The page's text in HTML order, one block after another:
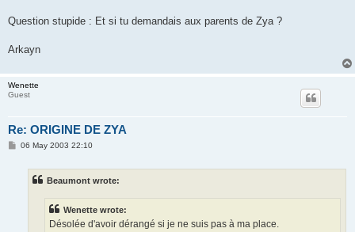
Question stupide : Et si tu demandais aux parents de Zya ?
Arkayn
Wenette
Guest
Re: ORIGINE DE ZYA
P06 May 2003 22:10
Beaumont wrote:
Wenette wrote:
Désolée d'avoir dérangé si je ne suis pas à ma place.